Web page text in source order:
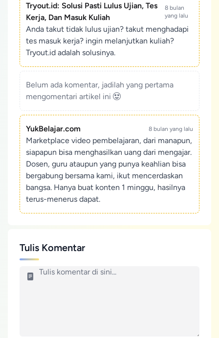
Tryout.id: Solusi Pasti Lulus Ujian, Tes
Kerja, Dan Masuk Kuliah
8 bulan
yang lalu
Anda takut tidak lulus ujian? takut menghadapi
tes masuk kerja? ingin melanjutkan kuliah?
Tryout.id adalah solusinya.
Belum ada komentar, jadilah yang pertama
mengomentari artikel ini
YukBelajar.com 8 bulan yang lalu
Marketplace video pembelajaran, dari manapun,
siapapun bisa menghasilkan uang dari mengajar.
Dosen, guru ataupun yang punya keahlian bisa
bergabung bersama kami, ikut mencerdaskan
bangsa. Hanya buat konten 1 minggu, hasilnya
terus-menerus dapat.
Tulis Komentar